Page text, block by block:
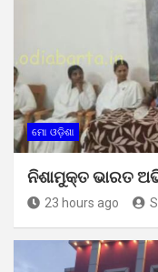
ମୋ ଓଡ଼ିଶା
ନିଶାମୁକ୍ତ ଭାରତ
23 hours ago